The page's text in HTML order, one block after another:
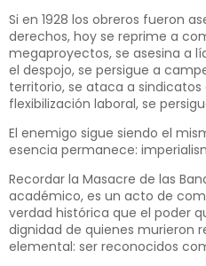
Si en 1928 los obreros fueron
derechos, hoy se reprime a
megaproyectos, se asesina a
el despojo, se persigue a
territorio, se ataca a
flexibilización laboral, se
El enemigo sigue siendo el
esencia permanece:
Recordar la Masacre de las
académico, es un acto de
verdad histórica que el poder
dignidad de quienes murieron
elemental: ser reconocidos